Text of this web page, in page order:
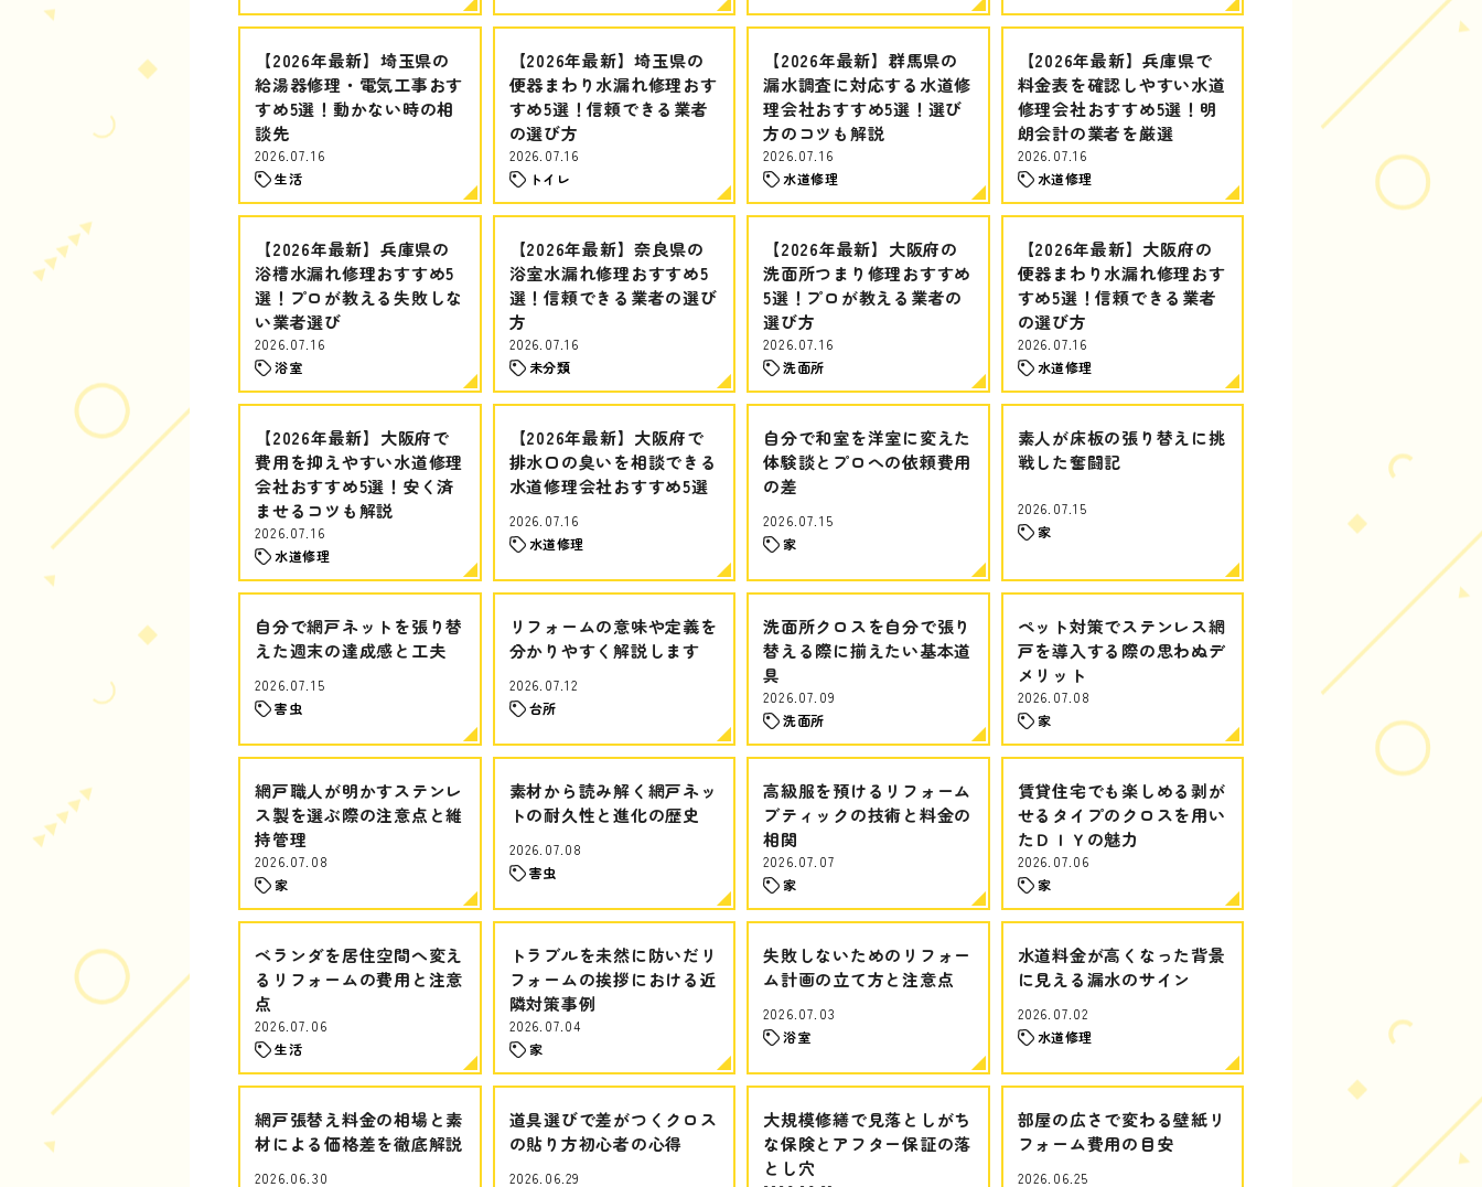
【2026年最新】埼玉県の
給湯器修理・電気工事おす
すめ5選！動かない時の相
談先
2026.07.16
生活
【2026年最新】埼玉県の
便器まわり水漏れ修理おす
すめ5選！信頼できる業者
の選び方
2026.07.16
トイレ
【2026年最新】群馬県の
漏水調査に対応する水道修
理会社おすすめ5選！選び
方のコツも解説
2026.07.16
水道修理
【2026年最新】兵庫県で
料金表を確認しやすい水道
修理会社おすすめ5選！明
朗会計の業者を厳選
2026.07.16
水道修理
【2026年最新】兵庫県の
浴槽水漏れ修理おすすめ5
選！プロが教える失敗しな
い業者選び
2026.07.16
浴室
【2026年最新】奈良県の
浴室水漏れ修理おすすめ5
選！信頼できる業者の選び
方
2026.07.16
未分類
【2026年最新】大阪府の
洗面所つまり修理おすすめ
5選！プロが教える業者の
選び方
2026.07.16
洗面所
【2026年最新】大阪府の
便器まわり水漏れ修理おす
すめ5選！信頼できる業者
の選び方
2026.07.16
水道修理
【2026年最新】大阪府で
費用を抑えやすい水道修理
会社おすすめ5選！安く済
ませるコツも解説
2026.07.16
水道修理
【2026年最新】大阪府で
排水口の臭いを相談できる
水道修理会社おすすめ5選
2026.07.16
水道修理
自分で和室を洋室に変えた
体験談とプロへの依頼費用
の差
2026.07.15
家
素人が床板の張り替えに挑
戦した奮闘記
2026.07.15
家
自分で網戸ネットを張り替
えた週末の達成感と工夫
2026.07.15
害虫
リフォームの意味や定義を
分かりやすく解説します
2026.07.12
台所
洗面所クロスを自分で張り
替える際に揃えたい基本道
具
2026.07.09
洗面所
ペット対策でステンレス網
戸を導入する際の思わぬデ
メリット
2026.07.08
家
網戸職人が明かすステンレ
ス製を選ぶ際の注意点と維
持管理
2026.07.08
家
素材から読み解く網戸ネッ
トの耐久性と進化の歴史
2026.07.08
害虫
高級服を預けるリフォーム
ブティックの技術と料金の
相関
2026.07.07
家
賃貸住宅でも楽しめる剥が
せるタイプのクロスを用い
たＤＩＹの魅力
2026.07.06
家
ベランダを居住空間へ変え
るリフォームの費用と注意
点
2026.07.06
生活
トラブルを未然に防いだリ
フォームの挨拶における近
隣対策事例
2026.07.04
家
失敗しないためのリフォー
ム計画の立て方と注意点
2026.07.03
浴室
水道料金が高くなった背景
に見える漏水のサイン
2026.07.02
水道修理
網戸張替え料金の相場と素
材による価格差を徹底解説
2026.06.30
道具選びで差がつくクロス
の貼り方初心者の心得
2026.06.29
大規模修繕で見落としがち
な保険とアフター保証の落
とし穴
部屋の広さで変わる壁紙リ
フォーム費用の目安
2026.06.25